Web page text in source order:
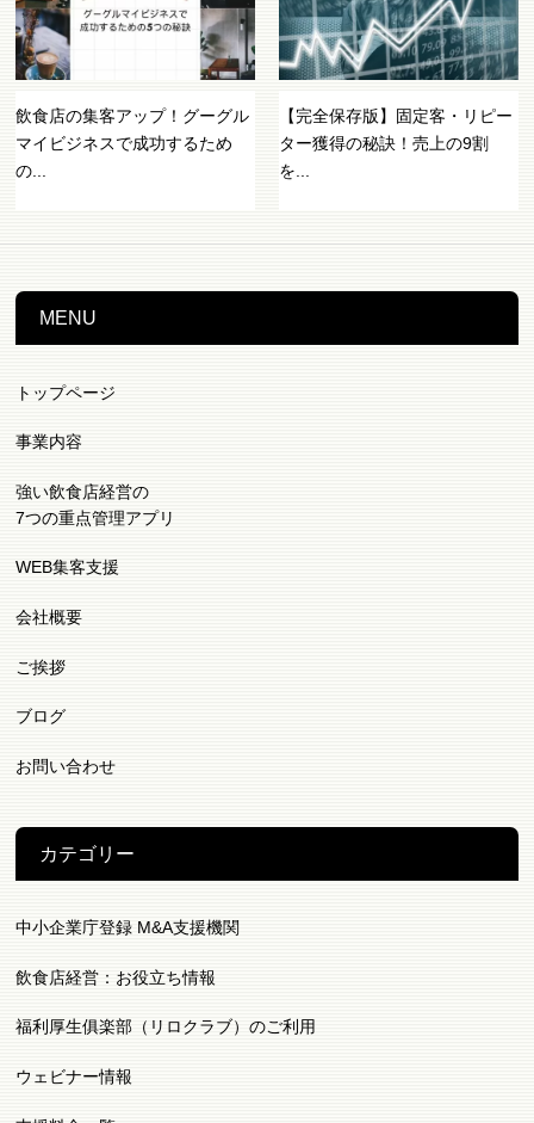
飲食店の集客アップ！グーグル
マイビジネスで成功するため
の...
【完全保存版】固定客・リピー
ター獲得の秘訣！売上の9割
を...
MENU
トップページ
事業内容
強い飲食店経営の
7つの重点管理アプリ
WEB集客支援
会社概要
ご挨拶
ブログ
お問い合わせ
カテゴリー
中小企業庁登録 M&A支援機関
飲食店経営：お役立ち情報
福利厚生俱楽部（リロクラブ）のご利用
ウェビナー情報